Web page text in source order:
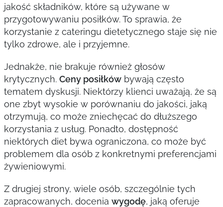
jakość składników, które są używane w
przygotowywaniu posiłków. To sprawia, że
korzystanie z cateringu dietetycznego staje się nie
tylko zdrowe, ale i przyjemne.
Jednakże, nie brakuje również głosów
krytycznych. Ceny posiłkówbywają często
tematem dyskusji. Niektórzy klienci uważają, że są
one zbyt wysokie w porównaniu do jakości, jaką
otrzymują, co może zniechęcać do dłuższego
korzystania z usług. Ponadto, dostępność
niektórych diet bywa ograniczona, co może być
problemem dla osób z konkretnymi preferencjami
żywieniowymi.
Z drugiej strony, wiele osób, szczególnie tych
zapracowanych, docenia wygodę, jaką oferuje